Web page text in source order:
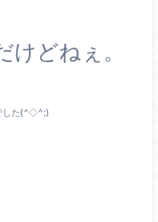
けどねぇ。
した(^◇^;)